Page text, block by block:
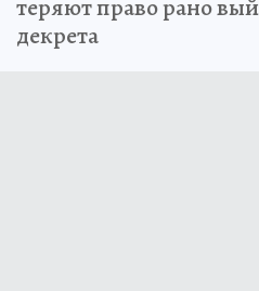
теряют право рано
декрета